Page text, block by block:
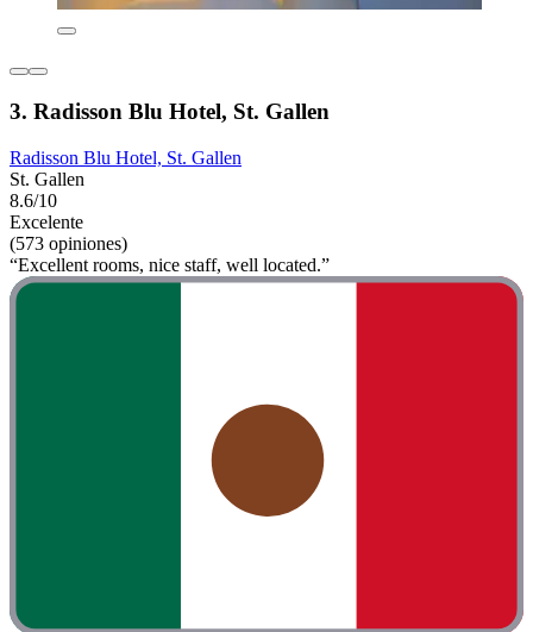
3. Radisson Blu Hotel, St. Gallen
Radisson Blu Hotel, St. Gallen
St. Gallen
8.6/10
Excelente
(573 opiniones)
“Excellent rooms, nice staff, well located.”